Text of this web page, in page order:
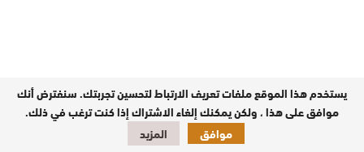
يستخدم هذا الموقع ملفات تعريف الارتباط لتحسين تجربتك. سنفترض أنك
موافق على هذا ، ولكن يمكنك إلغاء الاشتراك إذا كنت ترغب في ذلك.
موافق
المزيد